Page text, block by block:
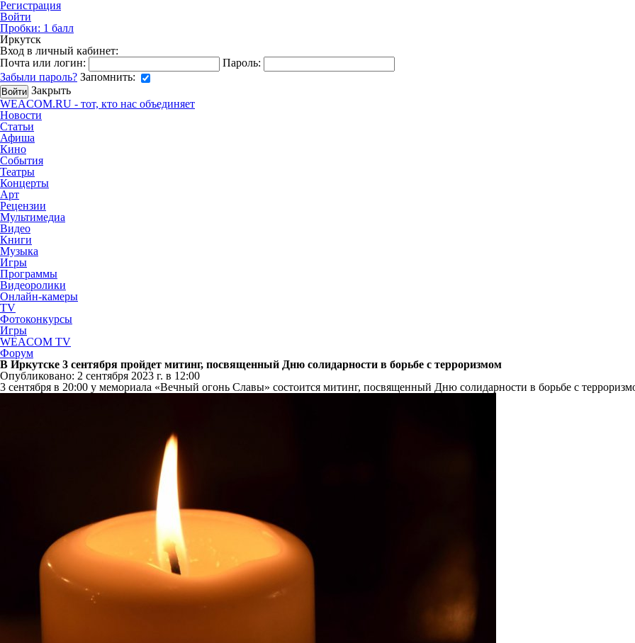
Регистрация
Войти
Пробки: 1 балл
Иркутск
Вход в личный кабинет:
Почта или логин:
Пароль:
Забыли пароль? Запомнить:
Закрыть
WEACOM.RU - тот, кто нас объединяет
Новости
Статьи
Афиша
Кино
События
Театры
Концерты
Арт
Рецензии
Мультимедиа
Видео
Книги
Музыка
Игры
Программы
Видеоролики
Онлайн-камеры
TV
Фотоконкурсы
Игры
WEACOM TV
Форум
В Иркутске 3 сентября пройдет митинг, посвященный Дню солидарности в борьбе с терроризмом
Опубликовано: 2 сентября 2023 г. в 12:00
3 сентября в 20:00 у мемориала «Вечный огонь Славы» состоится митинг, посвященный Дню солидарности в борьбе с